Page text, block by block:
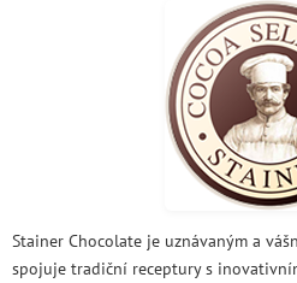
Stainer Chocolate je uznávaným a
spojuje tradiční receptury s